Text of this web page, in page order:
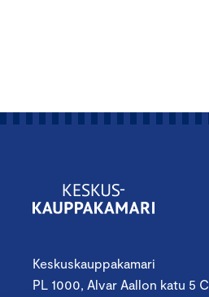
Keskuskauppakamari
PL 1000, Alvar Aallon katu 5 C